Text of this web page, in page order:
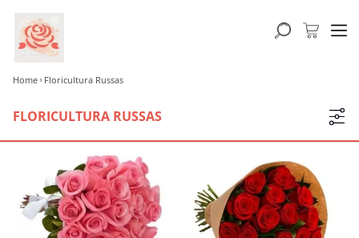
Home Floricultura Russas
FLORICULTURA RUSSAS